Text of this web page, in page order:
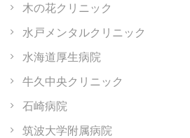
木の花クリニック
水戸メンタルクリニック
水海道厚生病院
牛久中央クリニック
石崎病院
筑波大学附属病院